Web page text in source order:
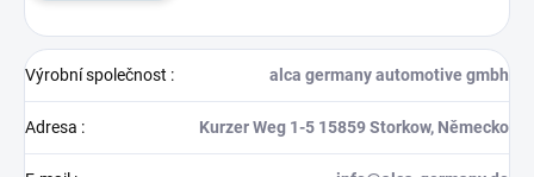
Výrobní společnost : alca germany automotive gmbh
Adresa : Kurzer Weg 1-5 15859 Storkow, Německo